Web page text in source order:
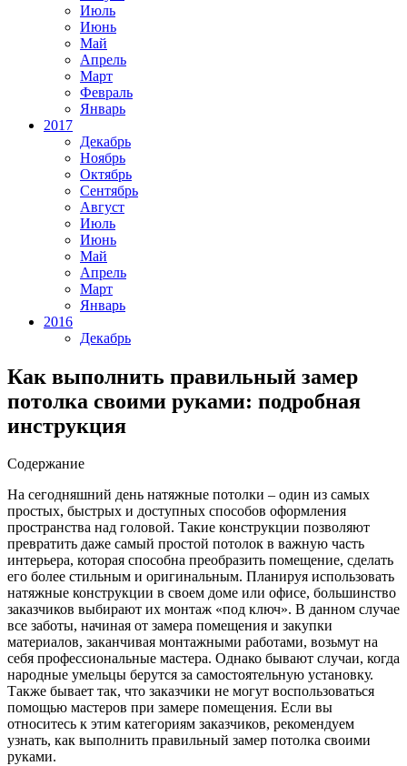
Июль
Июнь
Май
Апрель
Март
Февраль
Январь
2017
Декабрь
Ноябрь
Октябрь
Сентябрь
Август
Июль
Июнь
Май
Апрель
Март
Январь
2016
Декабрь
Как выполнить правильный замер
потолка своими руками: подробная
инструкция
Содержание
На сегодняшний день натяжные потолки – один из самых
простых, быстрых и доступных способов оформления
пространства над головой. Такие конструкции позволяют
превратить даже самый простой потолок в важную часть
интерьера, которая способна преобразить помещение, сделать
его более стильным и оригинальным. Планируя использовать
натяжные конструкции в своем доме или офисе, большинство
заказчиков выбирают их монтаж «под ключ». В данном случае
все заботы, начиная от замера помещения и закупки
материалов, заканчивая монтажными работами, возьмут на
себя профессиональные мастера. Однако бывают случаи, когда
народные умельцы берутся за самостоятельную установку.
Также бывает так, что заказчики не могут воспользоваться
помощью мастеров при замере помещения. Если вы
относитесь к этим категориям заказчиков, рекомендуем
узнать, как выполнить правильный замер потолка своими
руками.